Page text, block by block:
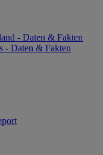
- Daten & Fakten
- Daten & Fakten